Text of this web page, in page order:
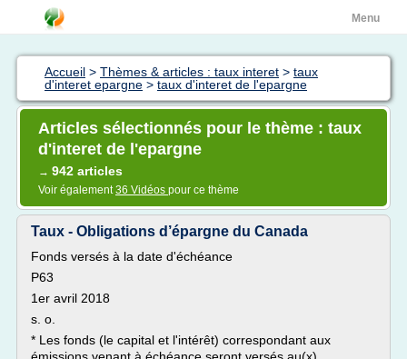
Menu
Accueil > Thèmes & articles : taux interet > taux
d'interet epargne > taux d'interet de l'epargne
Articles sélectionnés pour le thème : taux
d'interet de l'epargne
→ 942 articles
Voir également36 Vidéos pour ce thème
Taux - Obligations d’épargne du Canada
Fonds versés à la date d'échéance
P63
1er avril 2018
s. o.
* Les fonds (le capital et l'intérêt) correspondant aux